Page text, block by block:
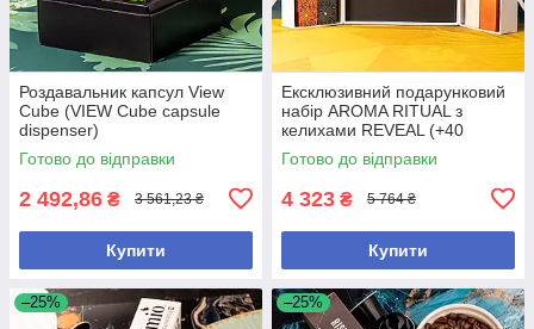
Роздавальник капсул View
Cube (VIEW Cube capsule
dispenser)
Готово до відправки
2 492,86 ₴ 3 561,23 ₴
Купити
Ексклюзивний подарунковий
набір AROMA RITUAL з
келихами REVEAL (+40
капсул)
Готово до відправки
4 323 ₴ 5 764 ₴
Купити
–25% –25%